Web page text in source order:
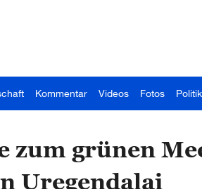
Kommentar Videos Fotos Politik
zum grünen
Uregendalai